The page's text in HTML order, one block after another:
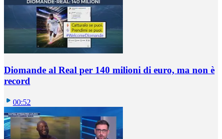
Diomande al Real per 140 milioni di euro, ma non è
record
00:52